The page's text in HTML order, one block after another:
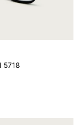
5718